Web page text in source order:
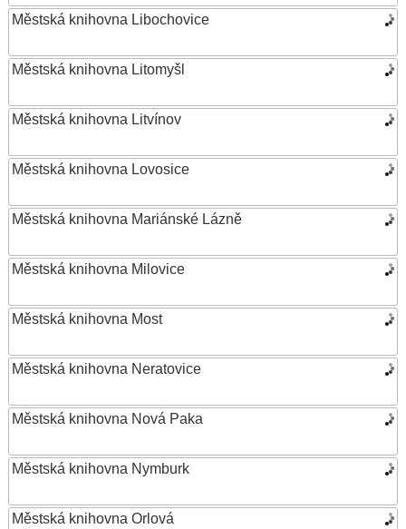
Městská knihovna Libochovice
Městská knihovna Litomyšl
Městská knihovna Litvínov
Městská knihovna Lovosice
Městská knihovna Mariánské Lázně
Městská knihovna Milovice
Městská knihovna Most
Městská knihovna Neratovice
Městská knihovna Nová Paka
Městská knihovna Nymburk
Městská knihovna Orlová